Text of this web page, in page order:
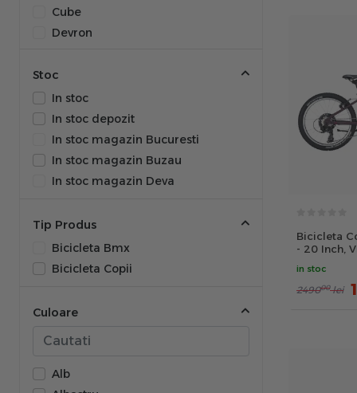
Cube
Devron
Pegas
Polar
Polisport
prophete
QPlay
Raymon
Royal Baby
Superior
Stoc
In stoc
In stoc depozit
In stoc magazin Bucuresti
In stoc magazin Buzau
In stoc magazin Deva
Tip Produs
Bicicleta Bmx
Bicicleta Copii
Culoare
Alb
Bicicleta
- 20 Inch,
in stoc
249000 lei